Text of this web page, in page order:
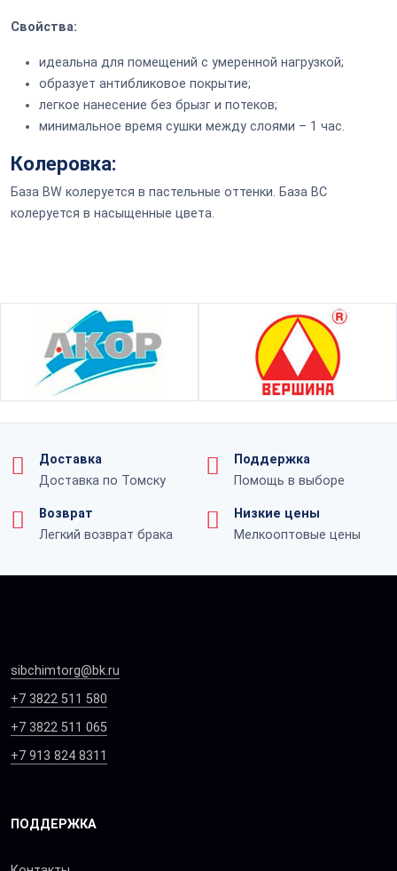
Свойства:
идеальна для помещений с умеренной нагрузкой;
образует антибликовое покрытие;
легкое нанесение без брызг и потеков;
минимальное время сушки между слоями – 1 час.
Колеровка:
База BW колеруется в пастельные оттенки. База BC
колеруется в насыщенные цвета.
Доставка
Доставка по Томску
Поддержка
Помощь в выборе
Возврат
Легкий возврат брака
Низкие цены
Мелкооптовые цены
sibchimtorg@bk.ru
+7 3822 511 580
+7 3822 511 065
+7 913 824 8311
ПОДДЕРЖКА